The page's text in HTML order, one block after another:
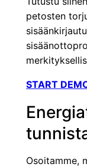
petosten
START
Osoitamme,